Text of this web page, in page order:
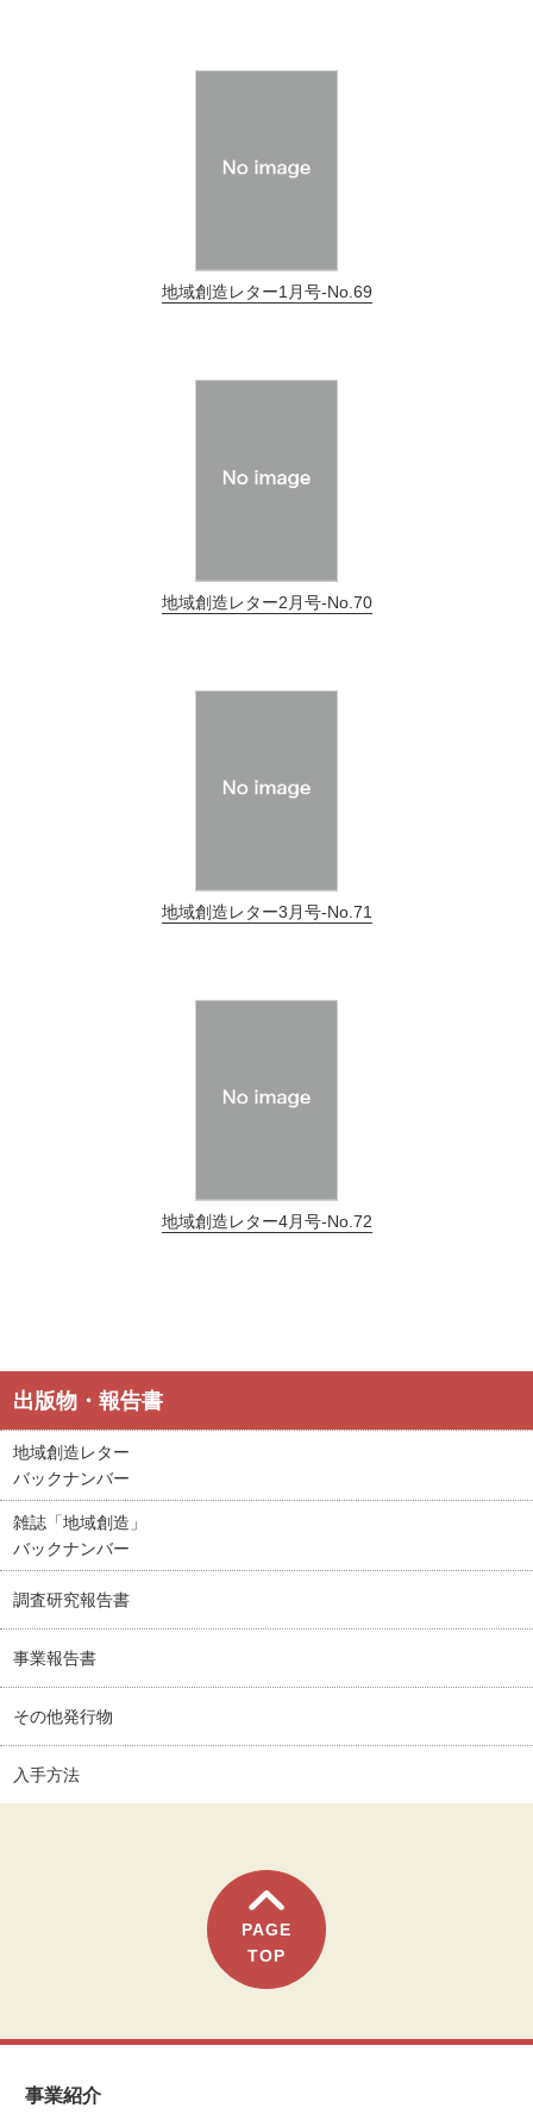
地域創造レター1月号-No.69
地域創造レター2月号-No.70
地域創造レター3月号-No.71
地域創造レター4月号-No.72
出版物・報告書
地域創造レター
バックナンバー
雑誌「地域創造」
バックナンバー
調査研究報告書
事業報告書
その他発行物
入手方法
PAGE
TOP
事業紹介